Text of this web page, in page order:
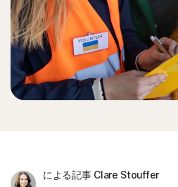
による記事 Clare Stouffer